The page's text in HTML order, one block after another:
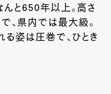
と650年以上。高さ
、県内では最大級。
姿は圧巻で、ひとき